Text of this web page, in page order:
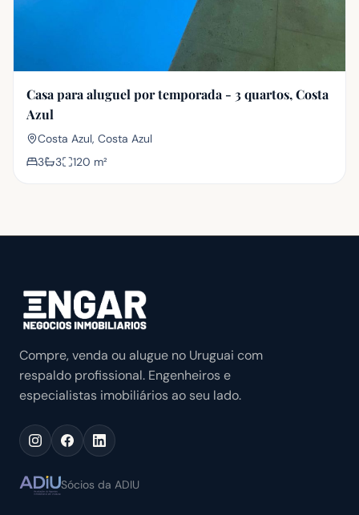
Casa para aluguel por temporada - 3 quartos, Costa
Azul
Costa Azul, Costa Azul
3
3 120 m²
Compre, venda ou alugue no Uruguai com
respaldo profissional. Engenheiros e
especialistas imobiliários ao seu lado.
Sócios da ADIU